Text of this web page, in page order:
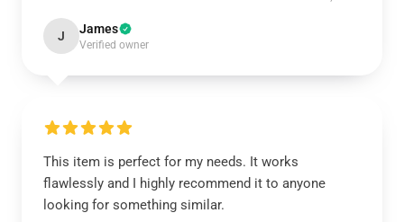
J James
Verified owner
This item is perfect for my needs. It works
flawlessly and I highly recommend it to anyone
looking for something similar.